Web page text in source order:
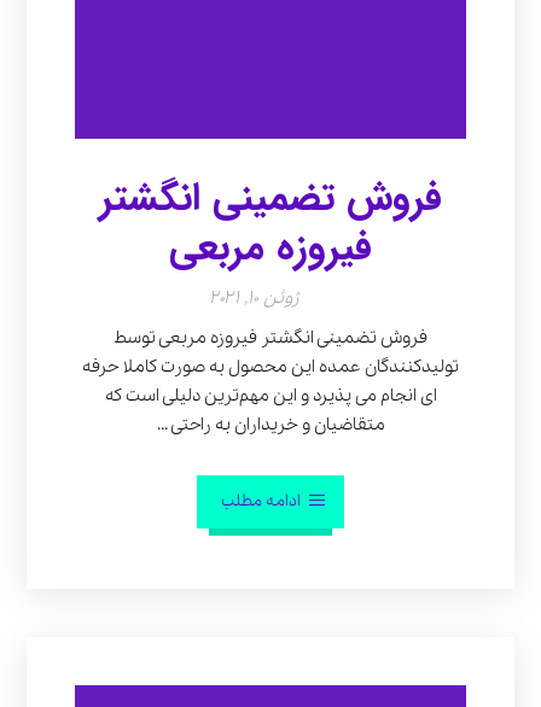
فروش تضمینی انگشتر
فیروزه مربعی
ژوئن 10, 2021
فروش تضمینی انگشتر فیروزه مربعی توسط
تولیدکنندگان عمده این محصول به صورت کاملا حرفه
ای انجام می ‌پذیرد و این مهم‌ترین دلیلی است که
متقاضیان و خریداران به راحتی ...
ادامه مطلب